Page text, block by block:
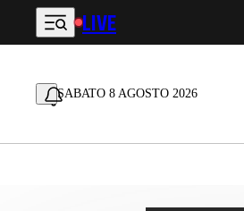
Vai al contenuto principale
LIVE
SABATO 8 AGOSTO 2026